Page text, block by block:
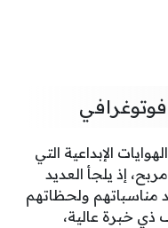
الإبداعية التي
إذ يلجأ العديد
ولحظاتهم
خبرة عالية،